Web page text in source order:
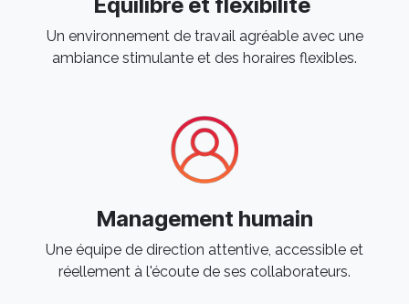
Un environnement de travail agréable avec une
ambiance stimulante et des horaires flexibles. ​
Management humain
Une équipe de direction attentive, accessible et
réellement à l'écoute de ses collaborateurs. ​